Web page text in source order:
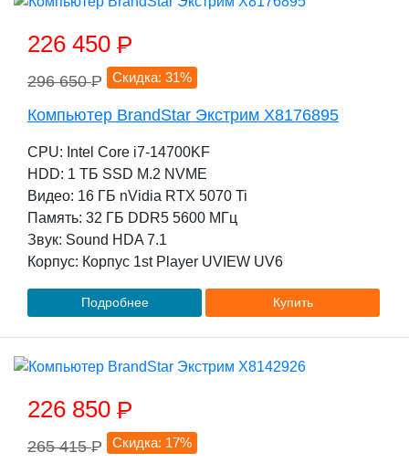
226 450 P
296 650P Скидка: 31%
Компьютер BrandStar Экстрим X8176895
CPU: Intel Core i7-14700KF
HDD: 1 TБ SSD M.2 NVME
Видео: 16 ГБ nVidia RTX 5070 Ti
Память: 32 ГБ DDR5 5600 МГц
Звук: Sound HDA 7.1
Корпус: Корпус 1st Player UVIEW UV6
Подробнее Купить
226 850 P
265 415P Скидка: 17%